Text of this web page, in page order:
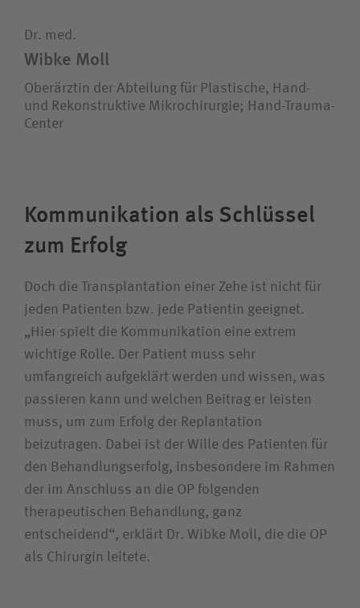
Dr. med.
Wibke Moll
Oberärztin der Abteilung für Plastische, Hand-
und Rekonstruktive Mikrochirurgie; Hand-Trauma-
Center
Kommunikation als Schlüssel
zum Erfolg
Doch die Transplantation einer Zehe ist nicht für
jeden Patienten bzw. jede Patientin geeignet.
„Hier spielt die Kommunikation eine extrem
wichtige Rolle. Der Patient muss sehr
umfangreich aufgeklärt werden und wissen, was
passieren kann und welchen Beitrag er leisten
muss, um zum Erfolg der Replantation
beizutragen. Dabei ist der Wille des Patienten für
den Behandlungserfolg, insbesondere im Rahmen
der im Anschluss an die OP folgenden
therapeutischen Behandlung, ganz
entscheidend“, erklärt Dr. Wibke Moll, die die OP
als Chirurgin leitete.